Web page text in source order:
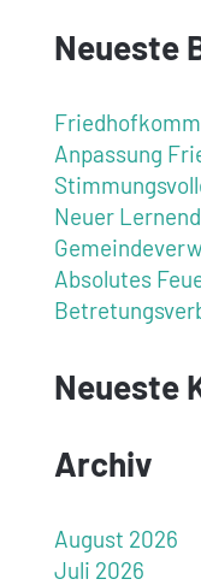
Neueste
Anpassung
Neuer
Absolutes
Neueste
Archiv
August 2026
Juli 2026